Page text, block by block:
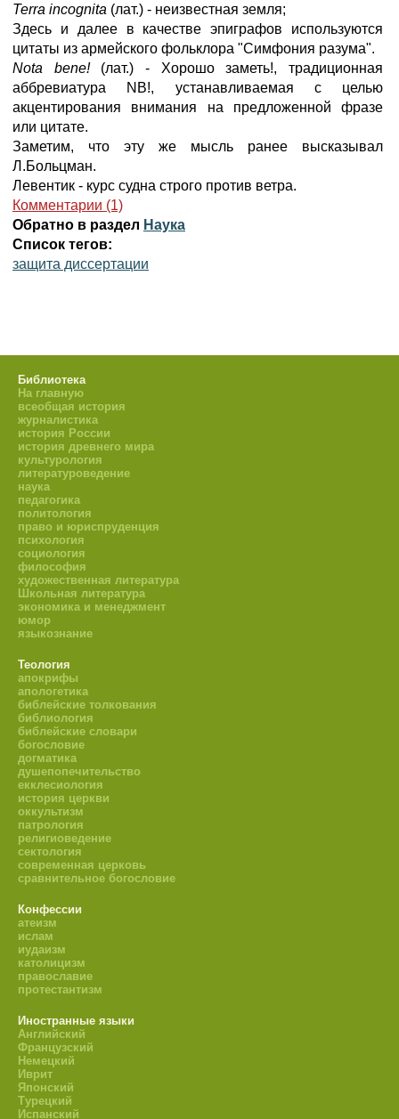
Terra incognita (лат.) - неизвестная земля;
Здесь и далее в качестве эпиграфов используются
цитаты из армейского фольклора "Симфония разума".
Nota bene!(лат.) - Хорошо заметь!, традиционная
аббревиатура NB!, устанавливаемая с целью
акцентирования внимания на предложенной фразе
или цитате.
Заметим, что эту же мысль ранее высказывал
Л.Больцман.
Левентик - курс судна строго против ветра.
Комментарии (1)
Обратно в раздел Наука
Список тегов:
защита диссертации
Библиотека
На главную
всеобщая история
журналистика
история России
история древнего мира
культурология
литературоведение
наука
педагогика
политология
право и юриспруденция
психология
социология
философия
художественная литература
Школьная литература
экономика и менеджмент
юмор
языкознание
Теология
апокрифы
апологетика
библейские толкования
библиология
библейские словари
богословие
догматика
душепопечительство
екклесиология
история церкви
оккультизм
патрология
религиоведение
сектология
современная церковь
сравнительное богословие
Конфессии
атеизм
ислам
иудаизм
католицизм
православие
протестантизм
Иностранные языки
Английский
Французский
Немецкий
Иврит
Японский
Турецкий
Испанский